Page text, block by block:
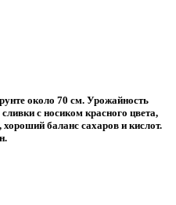
около 70 см. Урожайность
с носиком красного цвета,
баланс сахаров и кислот.